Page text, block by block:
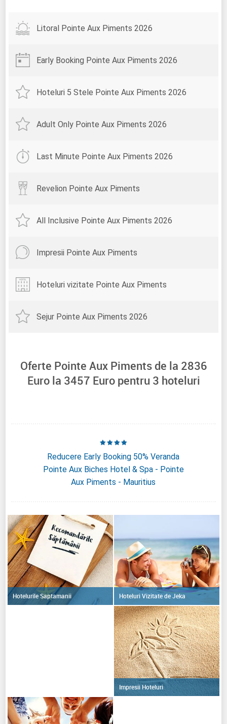
Litoral Pointe Aux Piments 2026
Early Booking Pointe Aux Piments 2026
Hoteluri 5 Stele Pointe Aux Piments 2026
Adult Only Pointe Aux Piments 2026
Last Minute Pointe Aux Piments 2026
Revelion Pointe Aux Piments
All Inclusive Pointe Aux Piments 2026
Impresii Pointe Aux Piments
Hoteluri vizitate Pointe Aux Piments
Sejur Pointe Aux Piments 2026
Oferte Pointe Aux Piments de la 2836
Euro la 3457 Euro pentru 3 hoteluri
Reducere Early Booking 50% Veranda
Pointe Aux Biches Hotel & Spa - Pointe
Aux Piments - Mauritius
Hotelurile Saptamanii Hoteluri Vizitate de Jeka
Impresii Hoteluri